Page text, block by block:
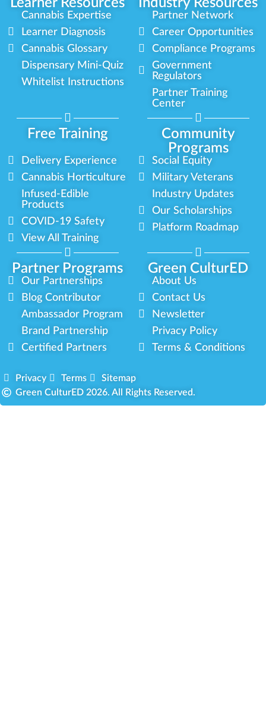
Learner Resources Industry Resources
Cannabis Expertise
Learner Diagnosis
Cannabis Glossary
Dispensary Mini-Quiz
Whitelist Instructions
Partner Network
Career Opportunities
Compliance Programs
Government
Regulators
Partner Training
Center
Free Training
Community
Programs
Partner Programs Green CulturED
Delivery Experience
Cannabis Horticulture
Infused-Edible
Products
COVID-19 Safety
View All Training
Social Equity
Military Veterans
Industry Updates
Our Scholarships
Platform Roadmap
Our Partnerships
Blog Contributor
Ambassador Program
Brand Partnership
Certified Partners
About Us
Contact Us
Newsletter
Privacy Policy
Terms & Conditions
Privacy Terms
Sitemap
Green CulturED 2026. All Rights Reserved.